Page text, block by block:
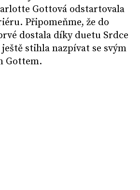
Gottová odstartovala
Připomeňme, že do
dostala díky duetu Srdce
stihla nazpívat se svým
Gottem.